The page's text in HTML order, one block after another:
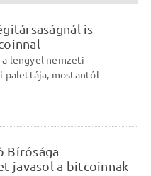
is
lengyel nemzeti
palettája, mostantól
Bírósága
javasol a bitcoinnak